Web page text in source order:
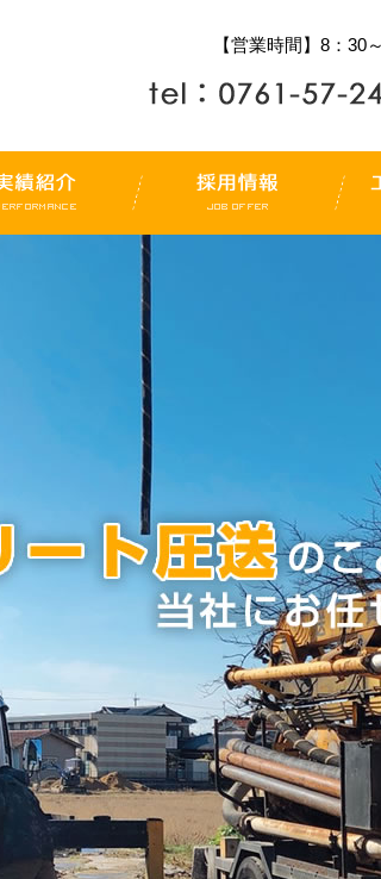
【営業時間】8：